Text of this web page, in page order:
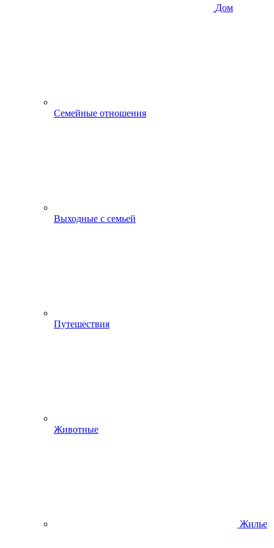
Дом
Семейные отношения
Выходные с семьей
Путешествия
Животные
Жилье